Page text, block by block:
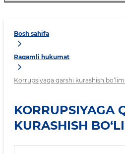
Bosh sahifa
Raqamli hukumat
Korrupsiyaga qarshi kurashish bo‘limi
KORRUPSIYAGA
KURASHISH